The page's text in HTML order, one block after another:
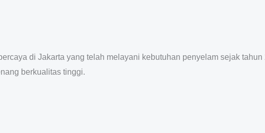
di Jakarta yang telah melayani kebutuhan penyelam sejak
berkualitas tinggi.